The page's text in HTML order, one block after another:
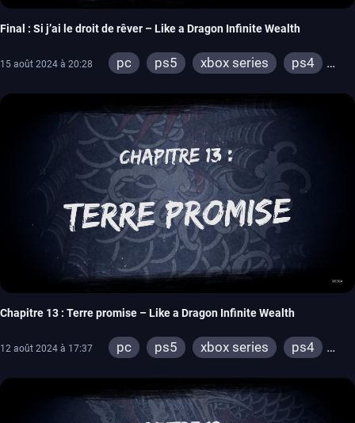
Final : Si j’ai le droit de rêver – Like a Dragon Infinite Wealth
15 août 2024 à 20:28 pc ps5 xbox series
ps4
Chapitre 13 : Terre promise – Like a Dragon Infinite Wealth
12 août 2024 à 17:37 pc ps5 xbox series
ps4